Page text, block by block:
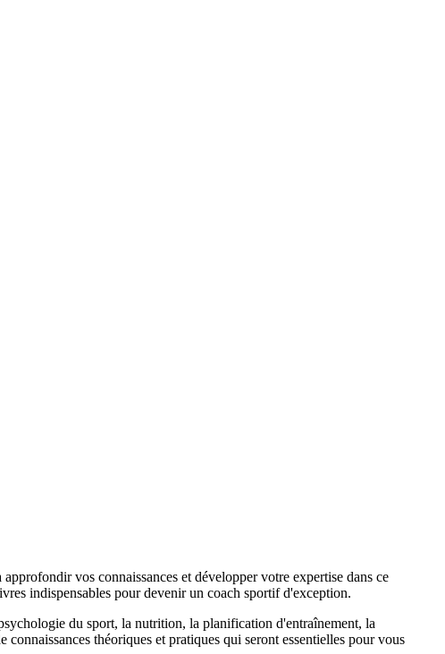
vos connaissances et développer votre expertise dans ce
indispensables pour devenir un coach sportif d'exception.
du sport, la nutrition, la planification d'entraînement, la
théoriques et pratiques qui seront essentielles pour vous